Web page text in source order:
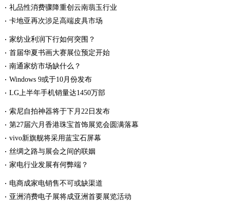
礼品性消费骤降重创云南翡玉行业
卡地亚再次涉足高端皮具市场
家纺业利润下行如何突围？
首届华夏书画大赛展位预定开始
南通家纺市场缺什么？
Windows 9或于10月份发布
LG上半年手机销量达1450万部
索尼自拍神器将于下月22日发布
第27届六月香港珠宝首饰展览会圆满落幕
vivo新旗舰将采用蓝宝石屏幕
丝绸之路与展会之间的联姻
家电行业发展有何弊端？
电商成家电销售不可或缺渠道
亚洲消费电子展将成亚洲首要展览活动